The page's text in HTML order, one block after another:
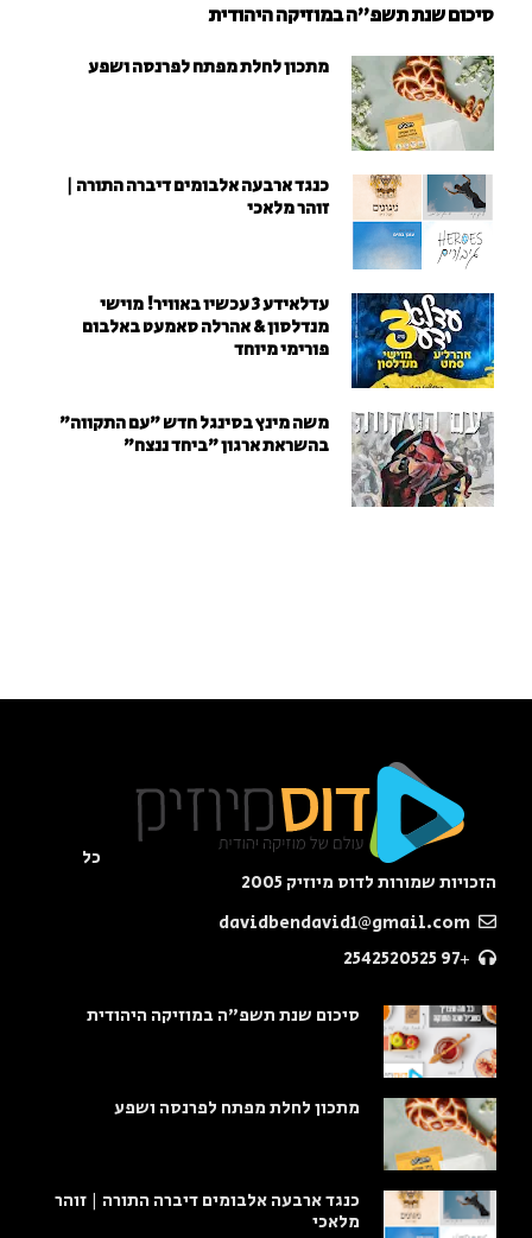
סיכום שנת תשפ"ה במוזיקה היהודית
מתכון לחלת מפתח לפרנסה ושפע
כנגד ארבעה אלבומים דיברה התורה |
זוהר מלאכי
עדלאידע 3 עכשיו באוויר! מוישי
מנדלסון & אהרלה סאמעט באלבום
פורימי מיוחד
משה מינץ בסינגל חדש ״עם התקווה״
בהשראת ארגון "ביחד ננצח"
כל
הזכויות שמורות לדוס מיוזיק 2005
+97 2542520525
סיכום שנת תשפ"ה במוזיקה היהודית
מתכון לחלת מפתח לפרנסה ושפע
כנגד ארבעה אלבומים דיברה התורה | זוהר
מלאכי